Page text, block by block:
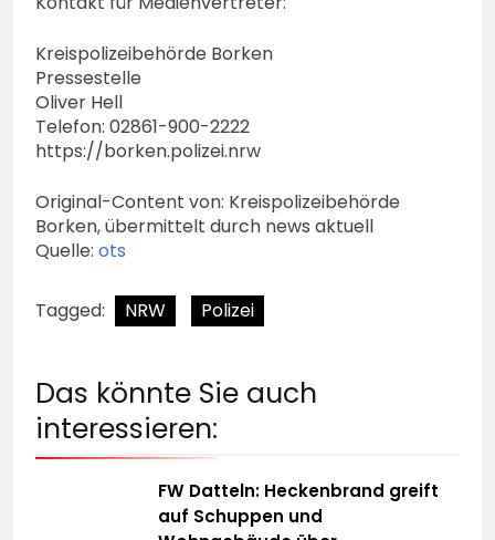
Kreispolizeibehörde Borken
Pressestelle
Oliver Hell
Telefon: 02861-900-2222
https://borken.polizei.nrw
Original-Content von: Kreispolizeibehörde
Borken, übermittelt durch news aktuell
Quelle: ots
Tagged: NRW Polizei
Das könnte Sie auch
interessieren:
FW Datteln: Heckenbrand greift
auf Schuppen und